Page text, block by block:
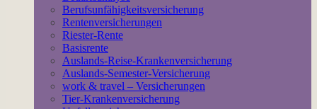
Berufsunfähigkeitsversicherung
Rentenversicherungen
Riester-Rente
Basisrente
Auslands-Reise-Krankenversicherung
Auslands-Semester-Versicherung
work & travel – Versicherungen
Tier-Krankenversicherung